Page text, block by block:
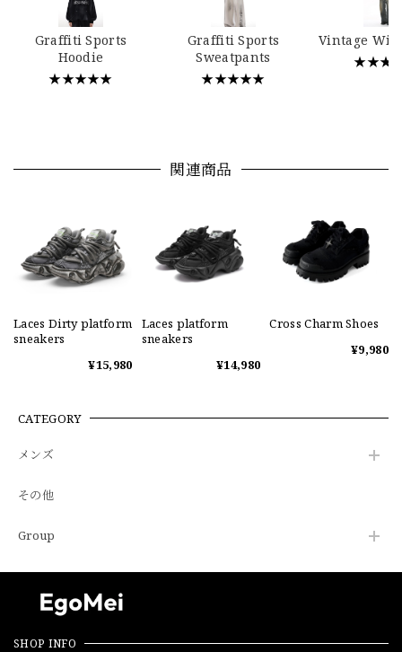
Graffiti Sports
Hoodie
★★★★★
Graffiti Sports
Sweatpants
★★★★★
Vintage
関連商品
Laces Dirty platform
sneakers
¥15,980
Laces platform
sneakers
¥14,980
Cross Charm Shoes
¥9,980
CATEGORY
メンズ
その他
Group
SHOP INFO